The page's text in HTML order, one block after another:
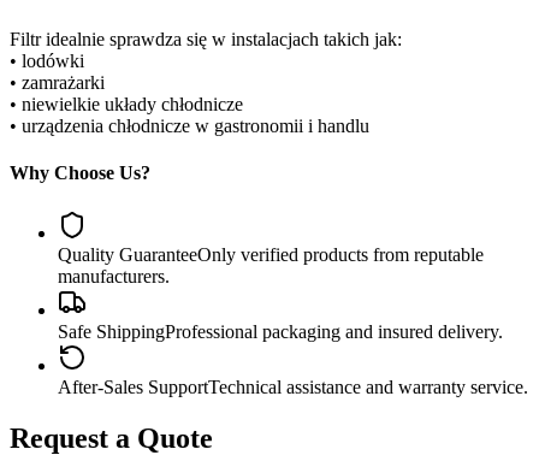
Filtr idealnie sprawdza się w instalacjach takich jak:
• lodówki
• zamrażarki
• niewielkie układy chłodnicze
• urządzenia chłodnicze w gastronomii i handlu
Why Choose Us?
Quality GuaranteeOnly verified products from reputable
manufacturers.
Safe ShippingProfessional packaging and insured delivery.
After-Sales SupportTechnical assistance and warranty service.
Request a Quote